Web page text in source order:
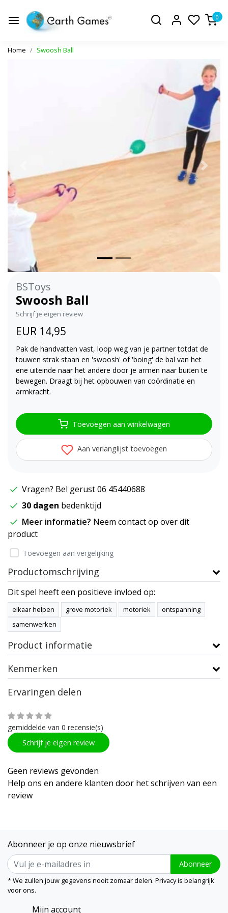
0
Home Swoosh Ball
Vorige
BSToys
Swoosh Ball
Schrijf je eigen review
EUR 14,95
Pak de handvatten vast, loop weg van je partner totdat de
touwen strak staan en 'swoosh' of 'boing' de bal van het
ene uiteinde naar het andere door je armen naar buiten te
bewegen. Draagt bij het opbouwen van coördinatie en
armkracht.
Toevoegen aan winkelwagen
Aan verlanglijst toevoegen
Vragen? Bel gerust 06 45440688
30 dagen bedenktijd
Meer informatie? Neem contact op over dit
product
Toevoegen aan vergelijking
Productomschrijving
Dit spel heeft een positieve invloed op:
elkaar helpen grove motoriek motoriek
ontspanning
samenwerken
Product informatie
Kenmerken
Ervaringen delen
gemiddelde van 0 recensie(s)
Schrijf je eigen review
Geen reviews gevonden
Help ons en andere klanten door het schrijven van een
review
Abonneer je op onze nieuwsbrief
Abonneer
* We zullen jouw gegevens nooit zomaar delen. Privacy is belangrijk
voor ons.
Mijn account